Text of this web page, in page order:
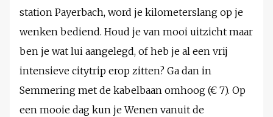
station Payerbach, word je kilometerslang op je
wenken bediend. Houd je van mooi uitzicht maar
ben je wat lui aangelegd, of heb je al een vrij
intensieve citytrip erop zitten? Ga dan in
Semmering met de kabelbaan omhoog (€ 7). Op
een mooie dag kun je Wenen vanuit de